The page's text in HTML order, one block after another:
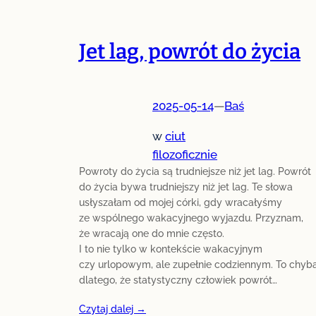
Jet lag, powrót do życia
2025-05-14—Baś
w ciut
filozoficznie
Powroty do życia są trudniejsze niż jet lag. Powrót
do życia bywa trudniejszy niż jet lag. Te słowa
usłyszałam od mojej córki, gdy wracałyśmy
ze wspólnego wakacyjnego wyjazdu. Przyznam,
że wracają one do mnie często.
I to nie tylko w kontekście wakacyjnym
czy urlopowym, ale zupełnie codziennym. To
dlatego, że statystyczny człowiek powrót…
Czytaj dalej →